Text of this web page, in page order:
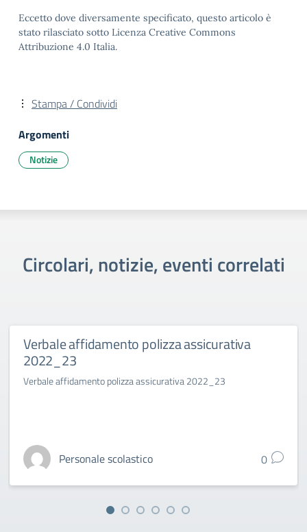
Eccetto dove diversamente specificato, questo articolo è
stato rilasciato sotto Licenza Creative Commons
Attribuzione 4.0 Italia.
Stampa / Condividi
Argomenti
Notizie
Circolari, notizie, eventi correlati
Verbale affidamento polizza assicurativa
2022_23
Verbale affidamento polizza assicurativa 2022_23
Personale scolastico 0